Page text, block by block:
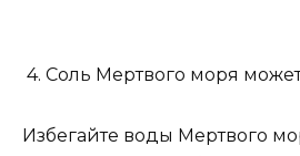
4. Соль Мертвого моря
Избегайте воды Мертвого